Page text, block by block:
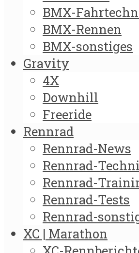
BMX-
BMX-Rennen
BMX-sonstiges
Gravity
4X
Downhill
Freeride
Rennrad
Rennrad-News
Rennrad-
Rennrad-
Rennrad-Tests
Rennrad-
XC | Marathon